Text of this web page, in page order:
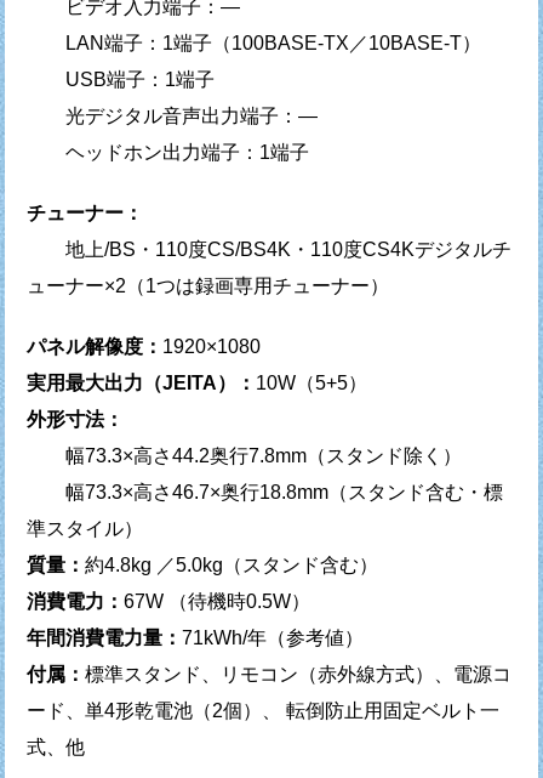
ビデオ入力端子：—
LAN端子：1端子（100BASE-TX／10BASE-T）
USB端子：1端子
光デジタル音声出力端子：—
ヘッドホン出力端子：1端子
チューナー：
地上/BS・110度CS/BS4K・110度CS4Kデジタルチ
ューナー×2（1つは録画専用チューナー）
パネル解像度： 1920×1080
実用最大出力（JEITA）： 10W（5+5）
外形寸法：
幅73.3×高さ44.2奥行7.8mm（スタンド除く）
幅73.3×高さ46.7×奥行18.8mm（スタンド含む・標
準スタイル）
質量： 約4.8kg ／5.0kg（スタンド含む）
消費電力： 67W （待機時0.5W）
年間消費電力量： 71kWh/年（参考値）
付属： 標準スタンド、リモコン（赤外線方式）、電源コ
ード、単4形乾電池（2個）、 転倒防止用固定ベルト一
式、他